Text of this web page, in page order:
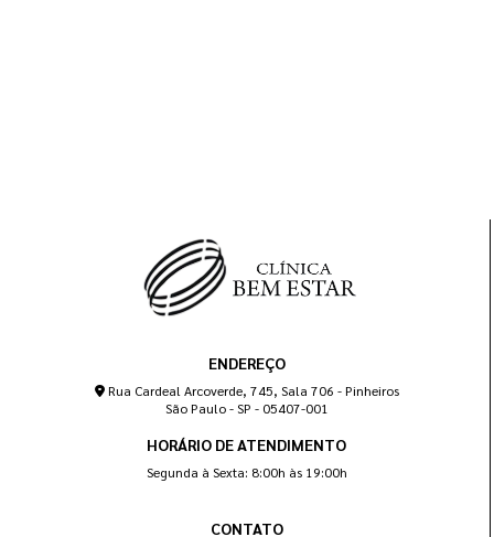
ENDEREÇO
Rua Cardeal Arcoverde, 745, Sala 706 - Pinheiros
São Paulo - SP - 05407-001
HORÁRIO DE ATENDIMENTO
Segunda à Sexta: 8:00h às 19:00h
CONTATO